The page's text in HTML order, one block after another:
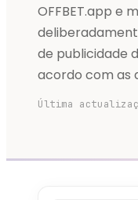
OFFBET.app e
de publicidade
acordo com as
Última